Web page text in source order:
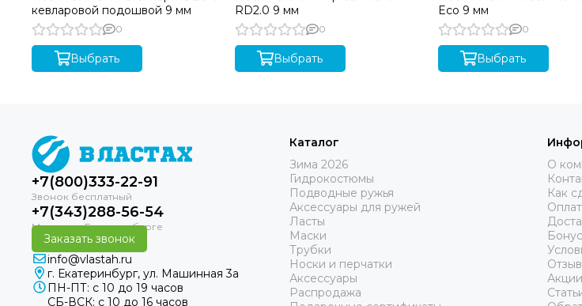
кевларовой подошвой 9 мм
0
Выбрать
RD2.0 9 мм
0
Выбрать
Eco 9 мм
0
Выбрать
+7(800)333-22-91
+7(343)288-56-54
Заказать звонок
info@vlastah.ru
г. Екатеринбург, ул. Машинная 3а
ПН-ПТ: с 10 до 19 часов
СБ-ВСК: с 10 до 16 часов
Каталог
Зима 2026
Гидрокостюмы
Подводные ружья
Аксессуары для ружей
Ласты
Маски
Трубки
Носки и перчатки
Аксессуары
Распродажа
О
Как
Акции